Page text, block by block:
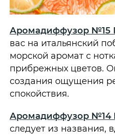
Аромадиффузор №15
вас на итальянский
морской аромат с
прибрежных цветов.
создания ощущения
спокойствия.
Аромадиффузор №14
следует из названия,